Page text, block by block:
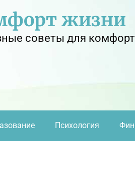
жизни
советы для
Психология